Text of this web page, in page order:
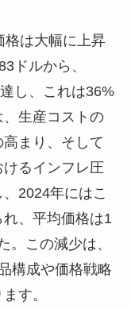
格は大幅に上昇
ドルから、
し、これは36%
生産コストの
高まり、そして
るインフレ圧
2024年にはこ
、平均価格は1
。この減少は、
構成や価格戦略
す。